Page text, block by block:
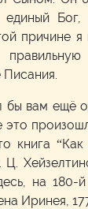
причине я
Писания.
бы вам ещё
это
книга
Ц.
на 180-
Иринея,